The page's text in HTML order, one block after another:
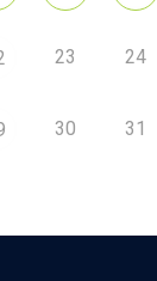
23 24
30 31